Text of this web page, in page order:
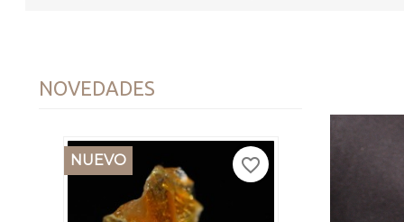
NOVEDADES
NUEVO favorite_border